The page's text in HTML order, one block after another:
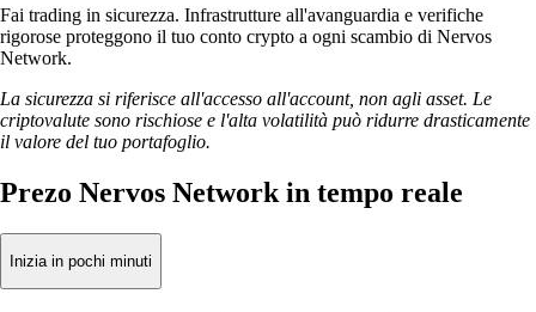
Fai trading in sicurezza. Infrastrutture all'avanguardia e verifiche
rigorose proteggono il tuo conto crypto a ogni scambio di Nervos
Network.
La sicurezza si riferisce all'accesso all'account, non agli asset. Le
criptovalute sono rischiose e l'alta volatilità può ridurre drasticamente
il valore del tuo portafoglio.
Prezo Nervos Network in tempo reale
Inizia in pochi minuti